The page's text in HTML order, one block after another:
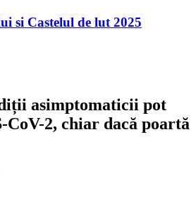
si Castelul de lut 2025
asimptomaticii pot
CoV-2, chiar dacă poartă